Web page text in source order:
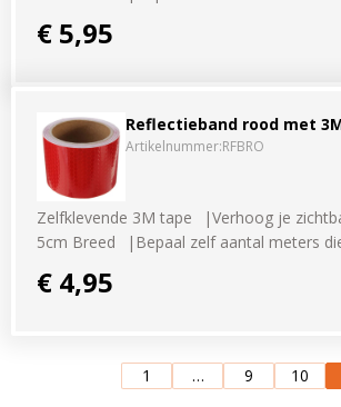
info@ledhandel24.nl
+31611204496
€ 5,95
Reflectieband rood met
Artikelnummer:RFBRO
Zelfklevende 3M tape
Verhoog je
5cm Breed
Bepaal zelf aantal meters
€ 4,95
1 … 9 10